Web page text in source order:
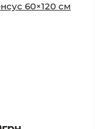
60×120 см